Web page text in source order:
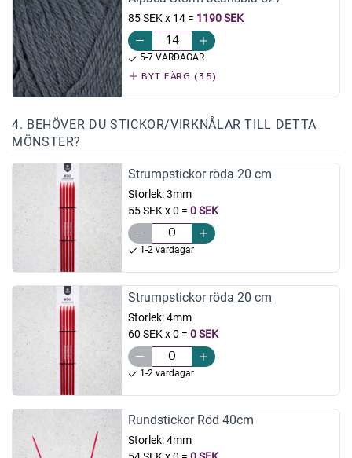
85 SEK x 14= 1190 SEK
5-7 VARDAGAR
BYT FÄRG (35)
4. BEHÖVER DU STICKOR/VIRKNÅLAR TILL DETTA
MÖNSTER?
Strumpstickor röda 20 cm
Storlek:3mm
55 SEK x 0 = 0 SEK
1-2 vardagar
Strumpstickor röda 20 cm
Storlek:4mm
60 SEK x 0 = 0 SEK
1-2 vardagar
Rundstickor Röd 40cm
Storlek:4mm